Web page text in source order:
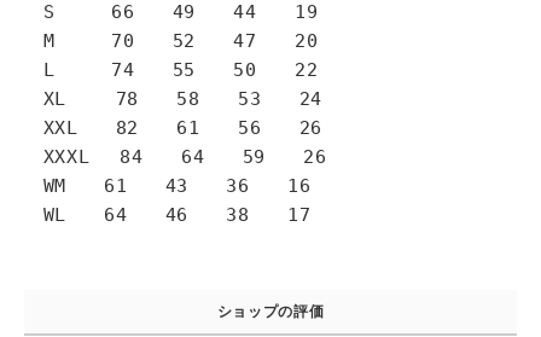
S 66 49 44 19
M 70 52 47 20
L 74 55 50 22
XL 78 58 53 24
XXL 82 61 56 26
XXXL 84 64 59 26
WM 61 43 36 16
WL 64 46 38 17
ショップの評価